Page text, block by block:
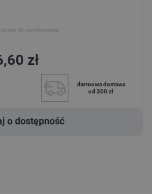
dodaj do porównania
zł
darmowa dostawa
od 300 zł
o dostępność